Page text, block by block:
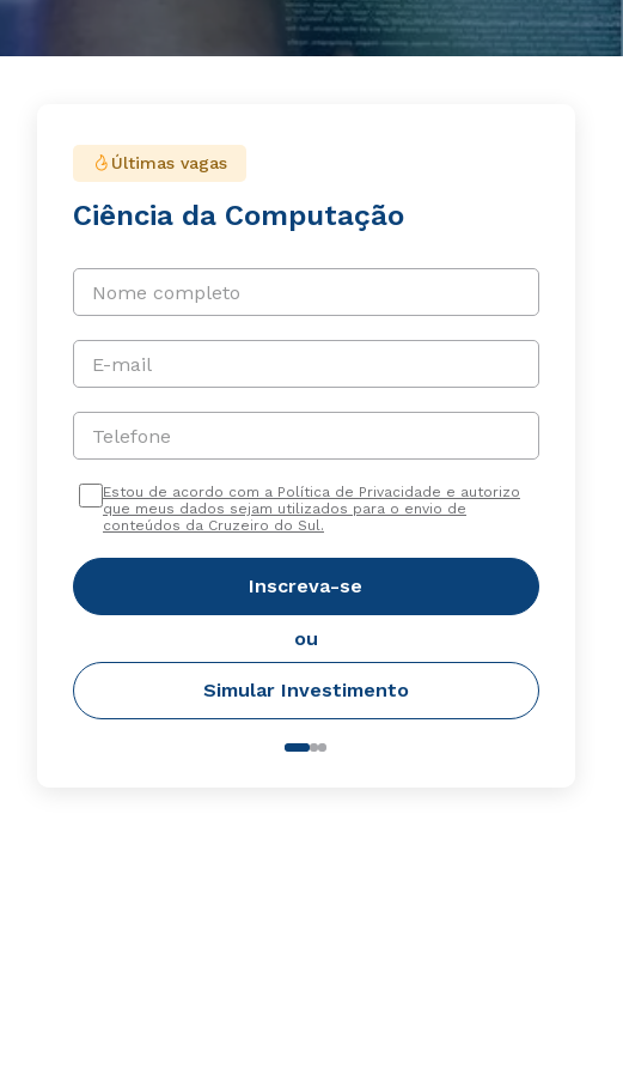
Últimas vagas
Ciência da Computação
Nome completo
E-mail
Telefone
Estou de acordo com a Política de Privacidade e autorizo
que meus dados sejam utilizados para o envio de
conteúdos da Cruzeiro do Sul.
Inscreva-se
ou
Simular Investimento